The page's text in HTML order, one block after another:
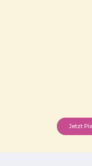
Jetzt